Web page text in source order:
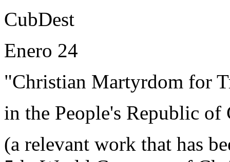
CubDest
Enero 24
"Christian Martyrdom for
in the People's Republic
(a relevant work that has